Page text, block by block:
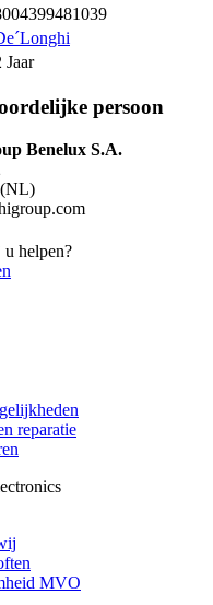
Jaar
persoon
Benelux S.A.
helpen?
reparatie
MVO